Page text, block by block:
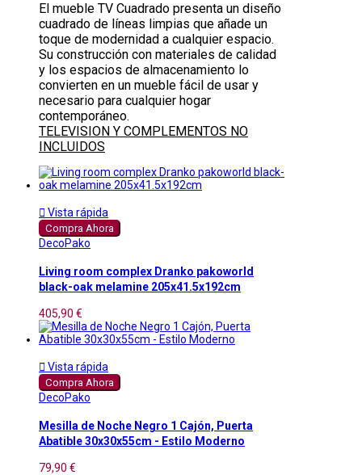
El mueble TV Cuadrado presenta un diseño
cuadrado de líneas limpias que añade un
toque de modernidad a cualquier espacio.
Su construcción con materiales de calidad
y los espacios de almacenamiento lo
convierten en un mueble fácil de usar y
necesario para cualquier hogar
contemporáneo.
TELEVISION Y COMPLEMENTOS NO
INCLUIDOS
 Vista rápida
Compra Ahora
DecoPako
Living room complex Dranko pakoworld
black-oak melamine 205x41.5x192cm
405,90 €
 Vista rápida
Compra Ahora
DecoPako
Mesilla de Noche Negro 1 Cajón, Puerta
Abatible 30x30x55cm - Estilo Moderno
79,90 €